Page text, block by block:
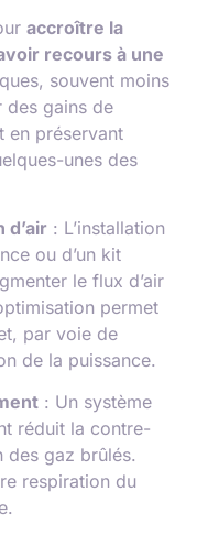
accroître la
recours à une
souvent moins
des gains de
en préservant
unes des
d’air : L’installation
ou d’un kit
le flux d’air
permet
par voie de
de la puissance.
: Un système
réduit la contre-
des gaz brûlés.
respiration du